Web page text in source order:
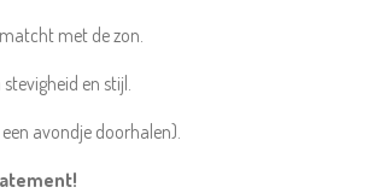
met de zon.
en stijl.
avondje doorhalen).